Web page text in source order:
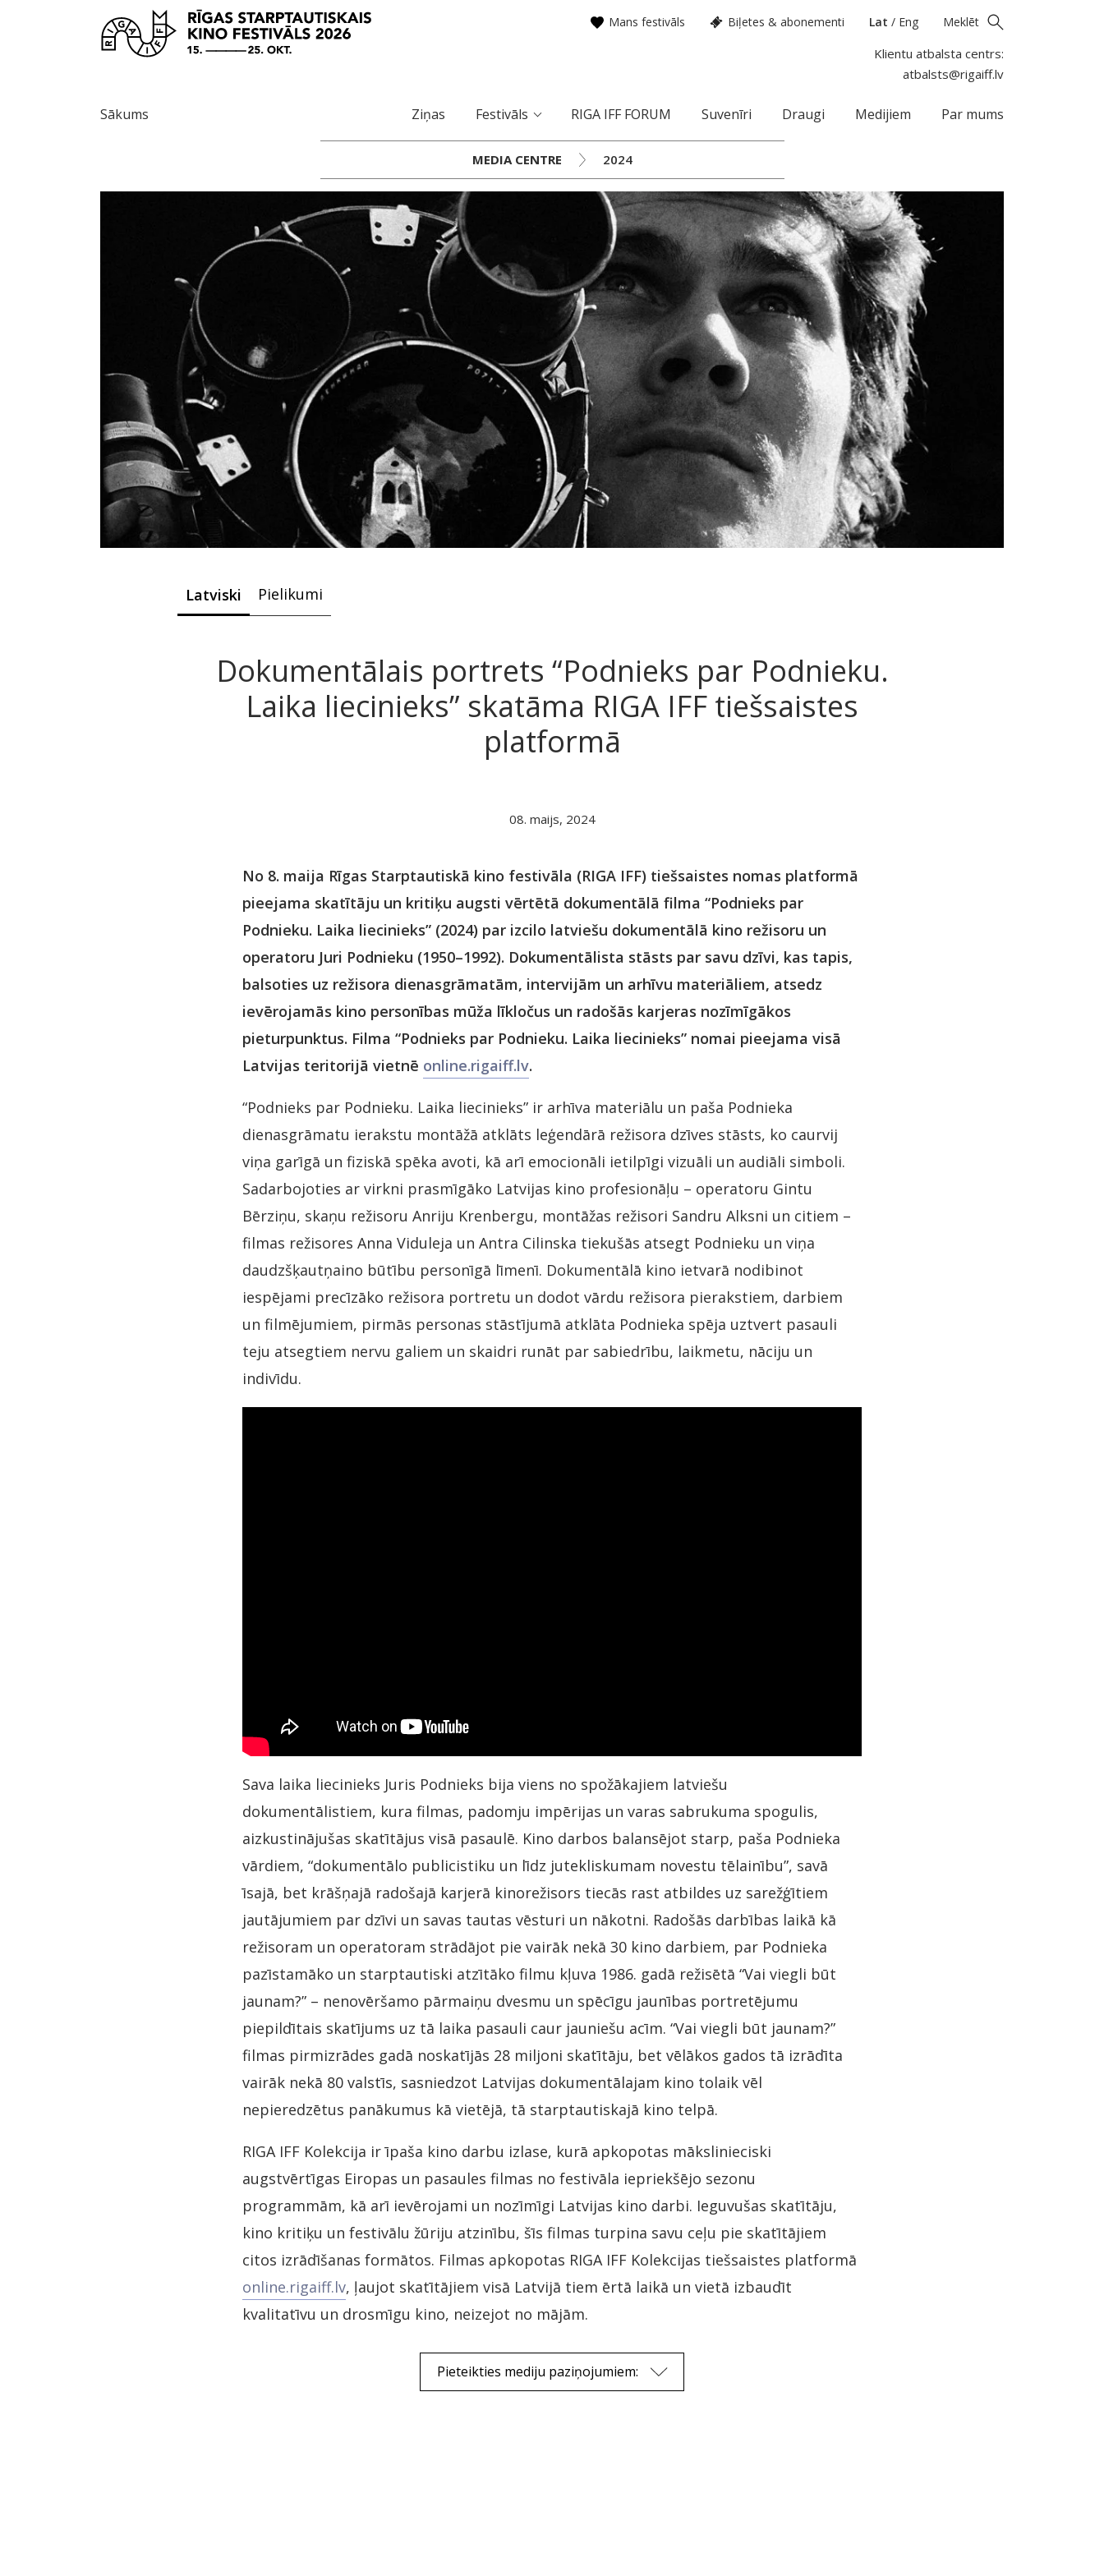
Mans festivāls Biļetes & abonementi Lat / Eng Meklēt
Klientu atbalsta centrs:
atbalsts@rigaiff.lv
Sākums Ziņas Festivāls RIGA IFF FORUM Suvenīri Draugi Medijiem Par mums
MEDIA CENTRE 2024
Latviski Pielikumi
Dokumentālais portrets “Podnieks par Podnieku.
Laika liecinieks” skatāma RIGA IFF tiešsaistes
platformā
08. maijs, 2024
No 8. maija Rīgas Starptautiskā kino festivāla (RIGA IFF) tiešsaistes nomas platformā
pieejama skatītāju un kritiķu augsti vērtētā dokumentālā filma “Podnieks par
Podnieku. Laika liecinieks” (2024) par izcilo latviešu dokumentālā kino režisoru un
operatoru Juri Podnieku (1950–1992). Dokumentālista stāsts par savu dzīvi, kas tapis,
balsoties uz režisora dienasgrāmatām, intervijām un arhīvu materiāliem, atsedz
ievērojamās kino personības mūža līkločus un radošās karjeras nozīmīgākos
pieturpunktus. Filma “Podnieks par Podnieku. Laika liecinieks” nomai pieejama visā
Latvijas teritorijā vietnē online.rigaiff.lv.
“Podnieks par Podnieku. Laika liecinieks” ir arhīva materiālu un paša Podnieka
dienasgrāmatu ierakstu montāžā atklāts leģendārā režisora dzīves stāsts, ko caurvij
viņa garīgā un fiziskā spēka avoti, kā arī emocionāli ietilpīgi vizuāli un audiāli simboli.
Sadarbojoties ar virkni prasmīgāko Latvijas kino profesionāļu – operatoru Gintu
Bērziņu, skaņu režisoru Anriju Krenbergu, montāžas režisori Sandru Alksni un citiem –
filmas režisores Anna Viduleja un Antra Cilinska tiekušās atsegt Podnieku un viņa
daudzšķautņaino būtību personīgā līmenī. Dokumentālā kino ietvarā nodibinot
iespējami precīzāko režisora portretu un dodot vārdu režisora pierakstiem, darbiem
un filmējumiem, pirmās personas stāstījumā atklāta Podnieka spēja uztvert pasauli
teju atsegtiem nervu galiem un skaidri runāt par sabiedrību, laikmetu, nāciju un
indivīdu.
Sava laika liecinieks Juris Podnieks bija viens no spožākajiem latviešu
dokumentālistiem, kura filmas, padomju impērijas un varas sabrukuma spogulis,
aizkustinājušas skatītājus visā pasaulē. Kino darbos balansējot starp, paša Podnieka
vārdiem, “dokumentālo publicistiku un līdz jutekliskumam novestu tēlainību”, savā
īsajā, bet krāšņajā radošajā karjerā kinorežisors tiecās rast atbildes uz sarežģītiem
jautājumiem par dzīvi un savas tautas vēsturi un nākotni. Radošās darbības laikā kā
režisoram un operatoram strādājot pie vairāk nekā 30 kino darbiem, par Podnieka
pazīstamāko un starptautiski atzītāko filmu kļuva 1986. gadā režisētā “Vai viegli būt
jaunam?” – nenovēršamo pārmaiņu dvesmu un spēcīgu jaunības portretējumu
piepildītais skatījums uz tā laika pasauli caur jauniešu acīm. “Vai viegli būt jaunam?”
filmas pirmizrādes gadā noskatījās 28 miljoni skatītāju, bet vēlākos gados tā izrādīta
vairāk nekā 80 valstīs, sasniedzot Latvijas dokumentālajam kino tolaik vēl
nepieredzētus panākumus kā vietējā, tā starptautiskajā kino telpā.
RIGA IFF Kolekcija ir īpaša kino darbu izlase, kurā apkopotas mākslinieciski
augstvērtīgas Eiropas un pasaules filmas no festivāla iepriekšējo sezonu
programmām, kā arī ievērojami un nozīmīgi Latvijas kino darbi. Ieguvušas skatītāju,
kino kritiķu un festivālu žūriju atzinību, šīs filmas turpina savu ceļu pie skatītājiem
citos izrādīšanas formātos. Filmas apkopotas RIGA IFF Kolekcijas tiešsaistes platformā
online.rigaiff.lv, ļaujot skatītājiem visā Latvijā tiem ērtā laikā un vietā izbaudīt
kvalitatīvu un drosmīgu kino, neizejot no mājām.
Pieteikties mediju paziņojumiem: